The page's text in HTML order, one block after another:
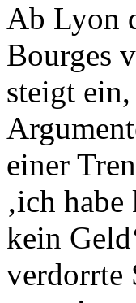
Ab Lyon
Bourges
steigt
einer
‚ich
kein
verdorrte